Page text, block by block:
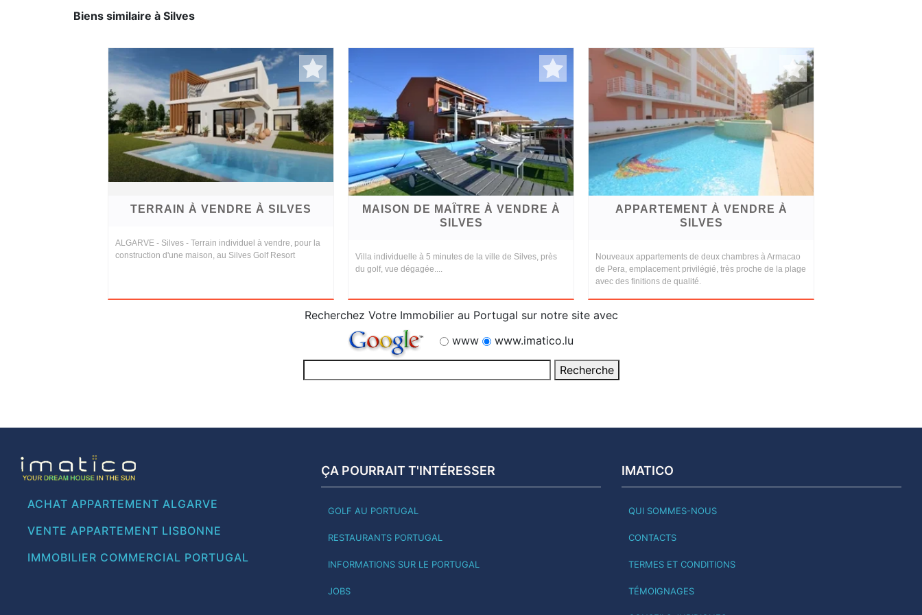
Biens similaire à Silves
TERRAIN À VENDRE À SILVES
ALGARVE - Silves - Terrain individuel à vendre, pour la
construction d'une maison, au Silves Golf Resort
MAISON DE MAÎTRE À VENDRE À
SILVES
Villa individuelle à 5 minutes de la ville de Silves, près
du golf, vue dégagée....
APPARTEMENT À VENDRE À
SILVES
Nouveaux appartements de deux chambres à Armacao
de Pera, emplacement privilégié, très proche de la plage
avec des finitions de qualité.
Recherchez Votre Immobilier au Portugal sur notre site avec
www
www.imatico.lu
ACHAT APPARTEMENT ALGARVE
VENTE APPARTEMENT LISBONNE
IMMOBILIER COMMERCIAL PORTUGAL
ÇA POURRAIT T'INTÉRESSER
GOLF AU PORTUGAL
RESTAURANTS PORTUGAL
INFORMATIONS SUR LE PORTUGAL
JOBS
IMATICO
QUI SOMMES-NOUS
CONTACTS
TERMES ET CONDITIONS
TÉMOIGNAGES